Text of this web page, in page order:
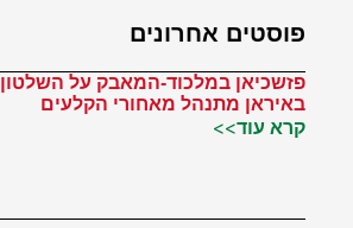
פוסטים אחרונים
פזשכיאן במלכוד-המאבק על השלטון
באיראן מתנהל מאחורי הקלעים
קרא עוד>>